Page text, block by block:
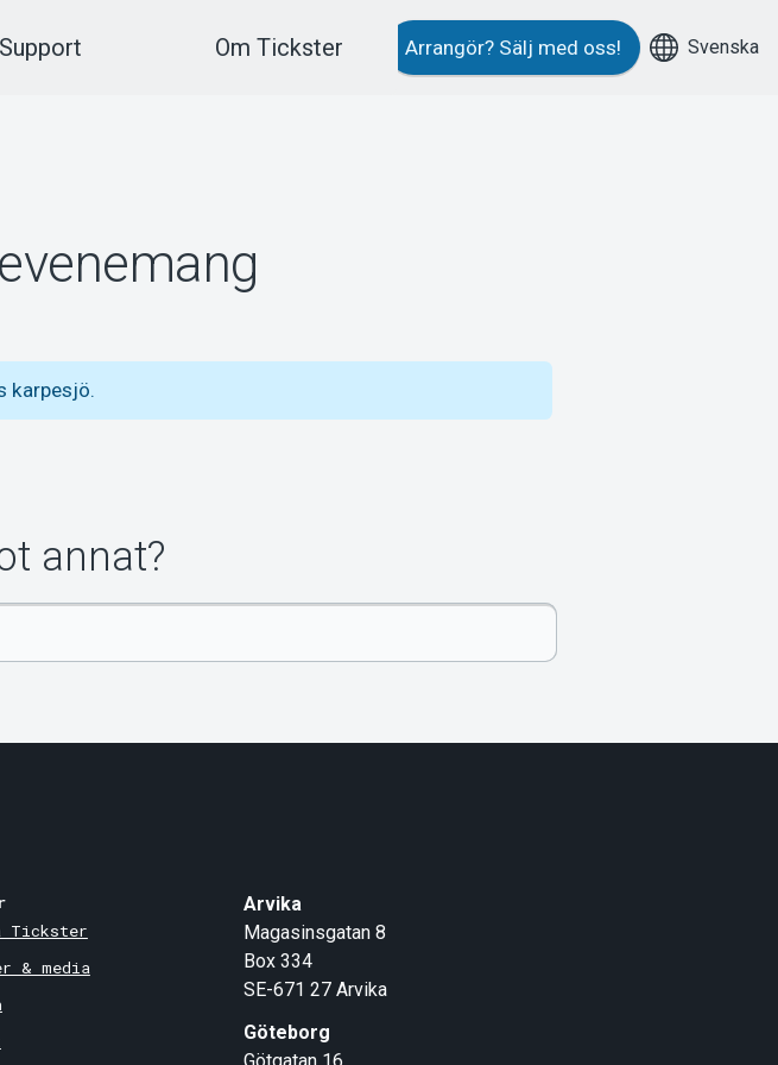
Support Om Tickster Arrangör? Sälj med oss! Svenska
karpesjö.
annat?
Tickster
& media
Arvika
Magasinsgatan 8
Box 334
SE-671 27 Arvika
Göteborg